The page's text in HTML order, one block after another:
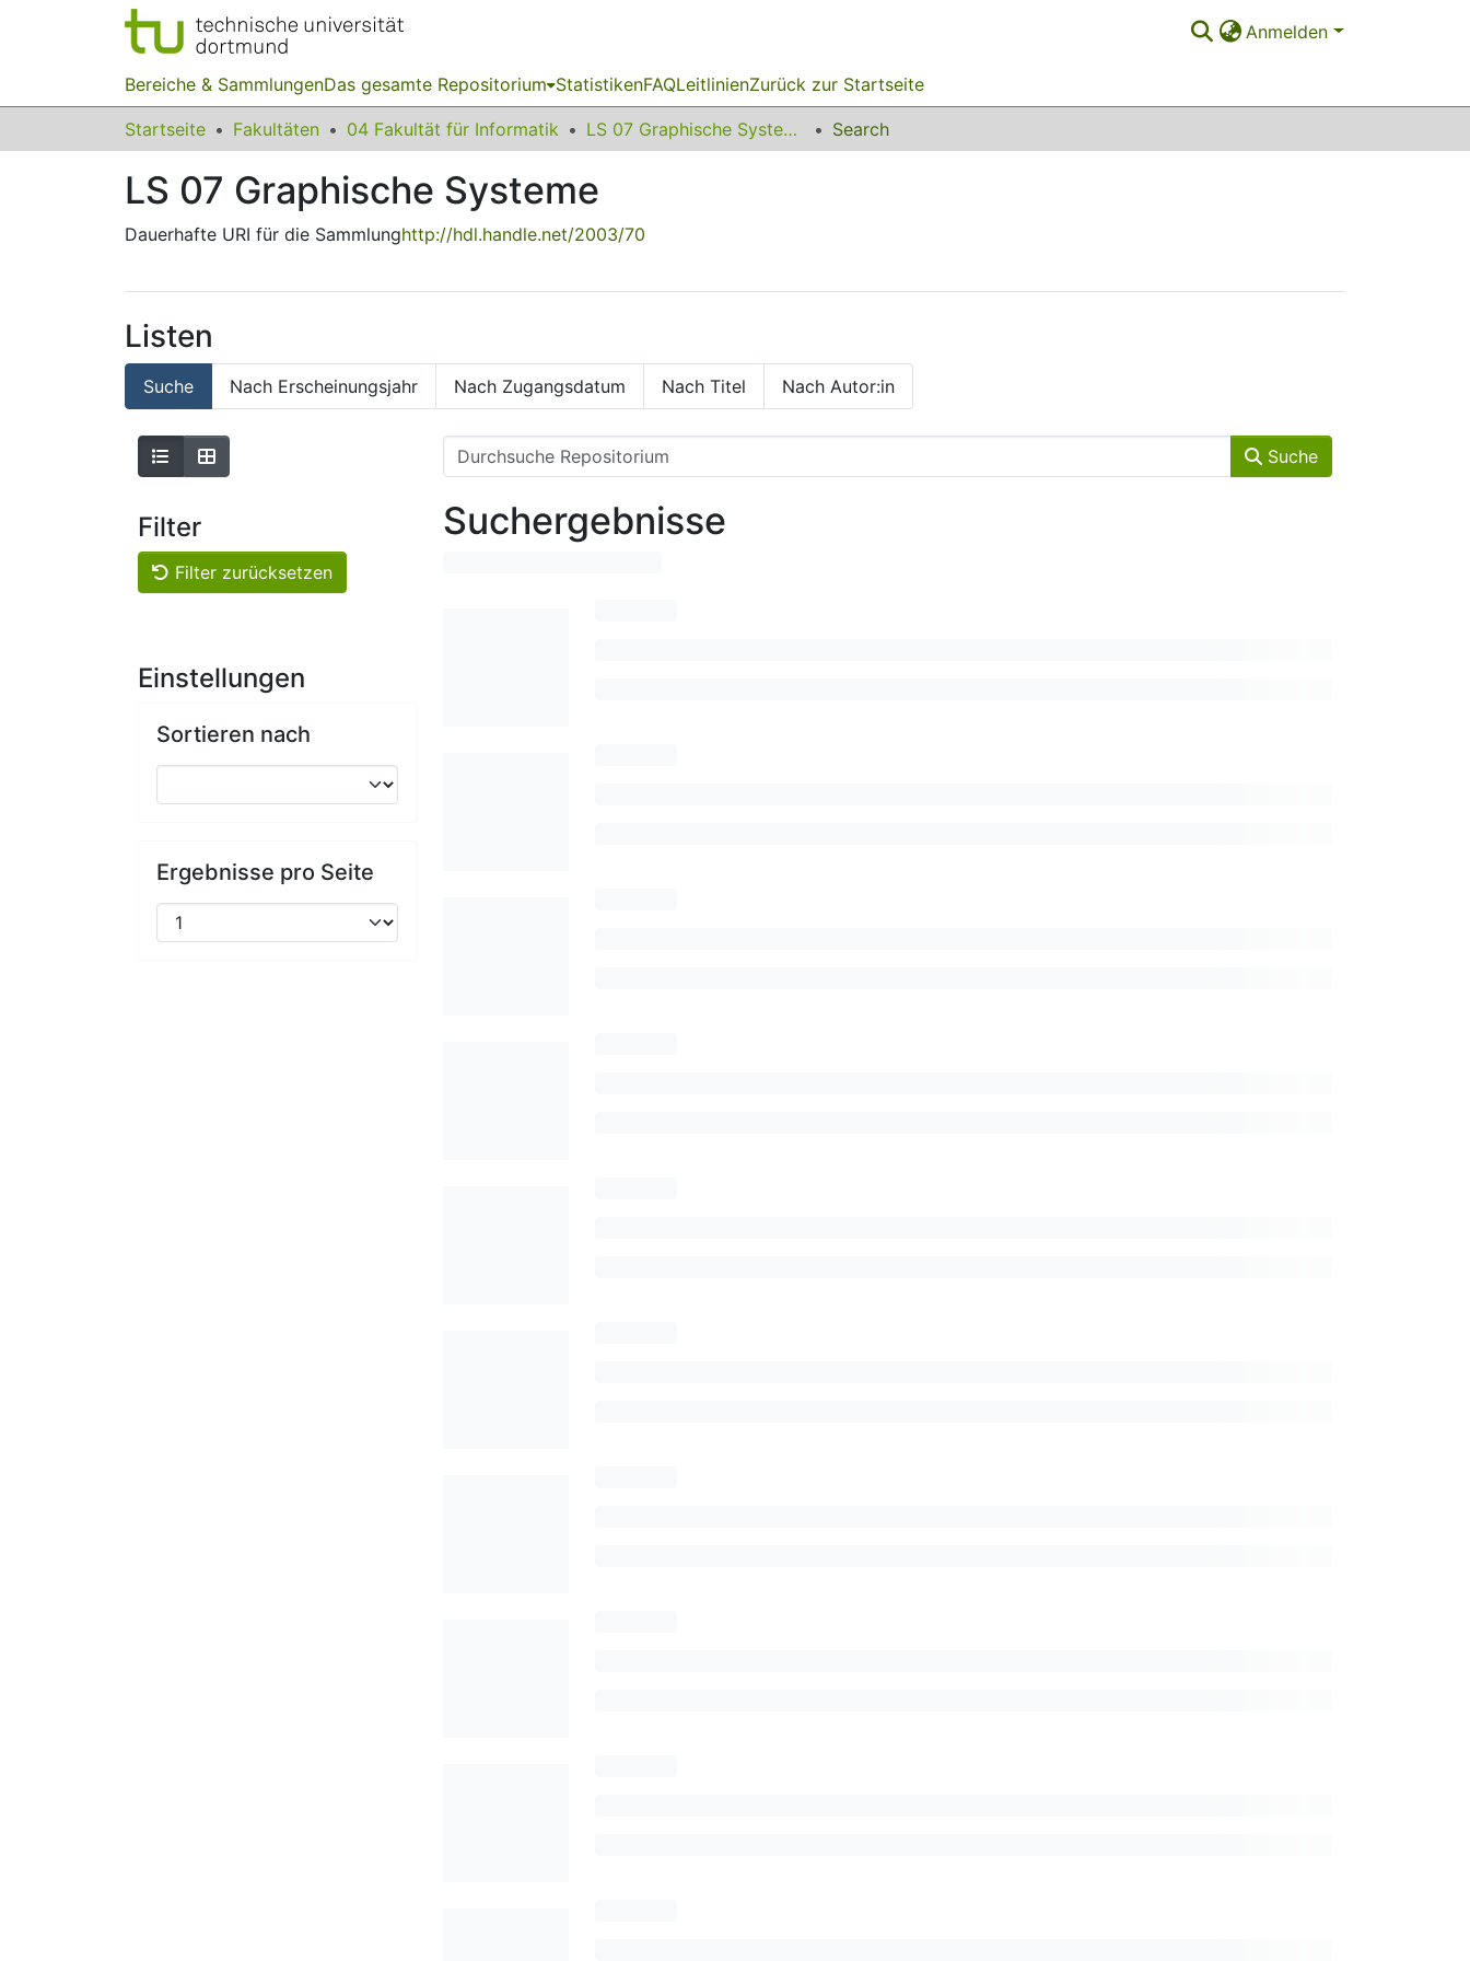
Anmelden
Bereiche & SammlungenDas gesamte Repositorium StatistikenFAQLeitlinienZurück zur Startseite
Startseite Fakultäten 04 Fakultät für Informatik LS 07 Graphische Systeme Search
LS 07 Graphische Systeme
Dauerhafte URI für die Sammlunghttp://hdl.handle.net/2003/70
Listen
Suche Nach Erscheinungsjahr Nach Zugangsdatum Nach Titel Nach Autor:in
Filter
Filter zurücksetzen
Einstellungen
Sortieren nach
Ergebnisse pro Seite
Suche
Suchergebnisse